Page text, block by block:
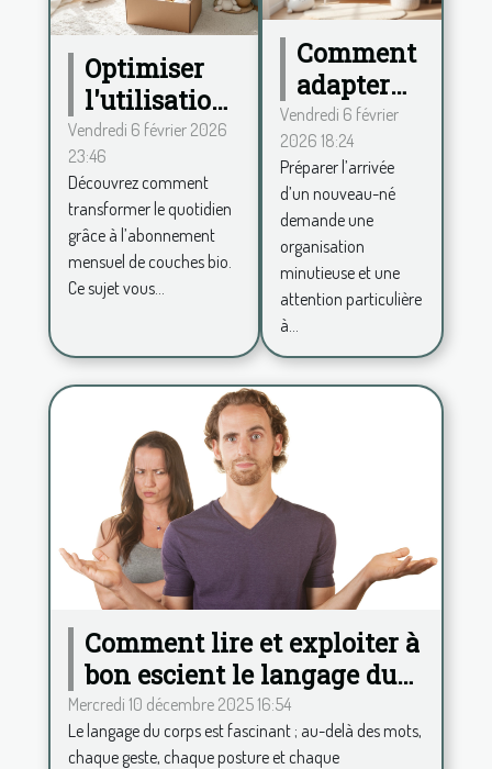
Optimiser
l'utilisation
des couches
bio via un
abonnement
mensuel
Vendredi 6 février 2026
23:46
Découvrez comment
transformer le quotidien
grâce à l’abonnement
mensuel de couches bio.
Ce sujet vous...
Comment
adapter
votre
maison à
l'arrivée
d'un
nouveau-
né?
Vendredi 6 février
2026 18:24
Préparer l’arrivée
d’un nouveau-né
demande une
organisation
minutieuse et une
attention particulière
à...
Comment lire et exploiter à
bon escient le langage du
corps ?
Mercredi 10 décembre 2025 16:54
Le langage du corps est fascinant ; au-delà des mots,
chaque geste, chaque posture et chaque